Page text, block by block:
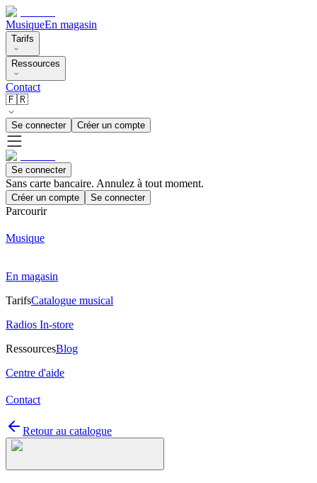
MusiqueEn magasin
Tarifs
Ressources
Contact
🇫🇷
Se connecter Créer un compte
Se connecter
Sans carte bancaire. Annulez à tout moment.
Créer un compte Se connecter
Parcourir
Musique
En magasin
TarifsCatalogue musical
Radios In-store
RessourcesBlog
Centre d'aide
Contact
Retour au catalogue